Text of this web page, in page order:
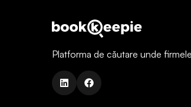
Platforma de căutare unde
linkedin facebook